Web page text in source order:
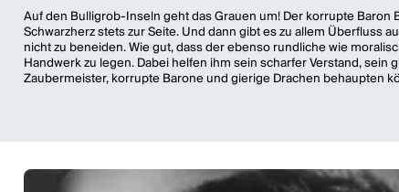
Auf den Bulligrob-Inseln geht das Grauen um! Der korrupte
Schwarzherz stets zur Seite. Und dann gibt es zu allem Überfluss
nicht zu beneiden. Wie gut, dass der ebenso rundliche wie
Handwerk zu legen. Dabei helfen ihm sein scharfer Verstand,
Zaubermeister, korrupte Barone und gierige Drachen behaupten